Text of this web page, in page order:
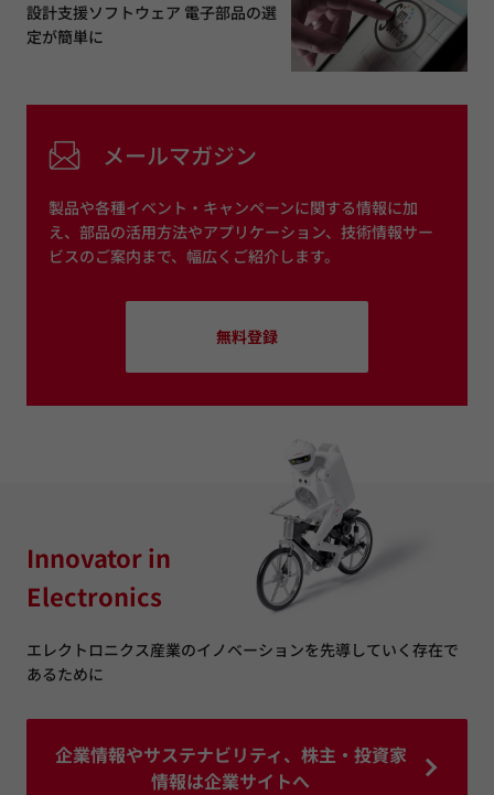
設計支援ソフトウェア 電子部品の選
定が簡単に
メールマガジン
製品や各種イベント・キャンペーンに関する情報に加
え、部品の活用方法やアプリケーション、技術情報サー
ビスのご案内まで、幅広くご紹介します。
無料登録
Innovator in
Electronics
エレクトロニクス産業のイノベーションを先導していく存在で
あるために
企業情報やサステナビリティ、株主・投資家
情報は企業サイトへ